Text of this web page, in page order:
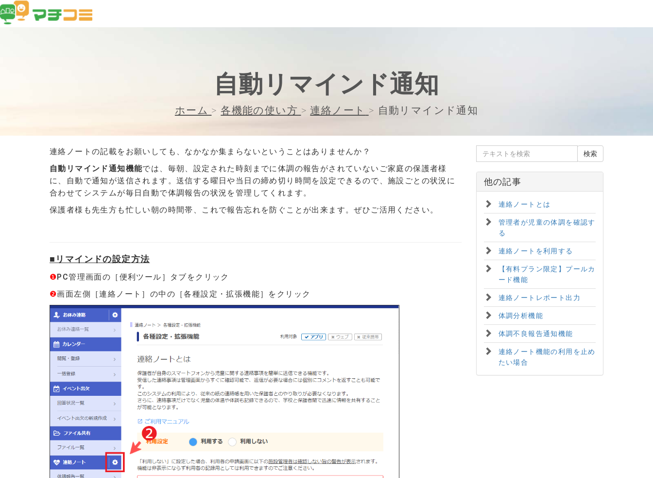
自動リマインド通知
ホーム > 各機能の使い方 > 連絡ノート > 自動リマインド通知
連絡ノートの記載をお願いしても、なかなか集まらないということはありませんか？
自動リマインド通知機能では、毎朝、設定された時刻までに体調の報告がされていないご家庭の保護者様
に、自動で通知が送信されます。送信する曜日や当日の締め切り時間を設定できるので、施設ごとの状況に
合わせてシステムが毎日自動で体調報告の状況を管理してくれます。
保護者様も先生方も忙しい朝の時間帯、これで報告忘れを防ぐことが出来ます。ぜひご活用ください。
■リマインドの設定方法
❶PC管理画面の［便利ツール］タブをクリック
❷画面左側［連絡ノート］の中の［各種設定・拡張機能］をクリック
他の記事
連絡ノートとは
管理者が児童の体調を確認す
る
連絡ノートを利用する
【有料プラン限定】プールカ
ード機能
連絡ノートレポート出力
体調分析機能
体調不良報告通知機能
連絡ノート機能の利用を止め
たい場合